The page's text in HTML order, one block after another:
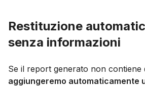
Restituzione
senza informazioni
Se il report generato non contiene
aggiungeremo automaticamente